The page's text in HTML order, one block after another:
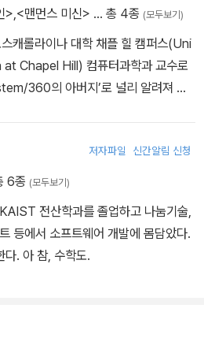
> <맨먼스 미신> … 총 4종 (모두보기)
캐롤라이나 대학 채플 힐 캠퍼스(Uni
Chapel Hill) 컴퓨터과학과 교수로
360의 아버지’로 널리 알려져 있
했다. 그 일 덕분에 브룩스와 보브 에
흐(Erich Bloch)는 1985년에 국가
퓨터의 아키텍트이기도 했다. 브룩
채플 힐 캠퍼스에서 컴퓨터과학과를
까지 학과장을 역임했으며, 미국과학
가상 환경에 대한 교육과 연구를 진
저자파일 신간알림 신청
6종 (모두보기)
전산학과를 졸업하고 나눔기술,
등에서 소프트웨어 개발에 몸담았다.
다. 아 참, 수학도.